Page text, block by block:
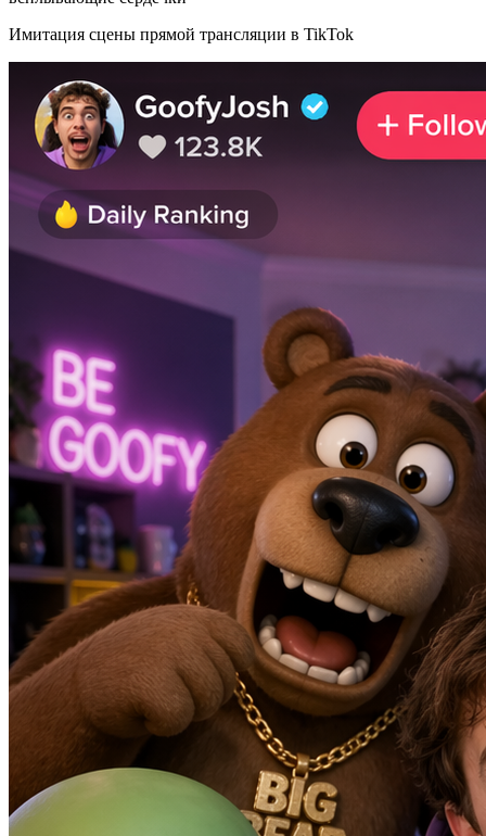
Имитация сцены прямой трансляции в TikTok